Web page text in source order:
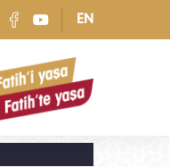
EN